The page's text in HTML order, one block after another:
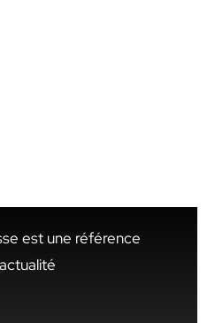
est une référence